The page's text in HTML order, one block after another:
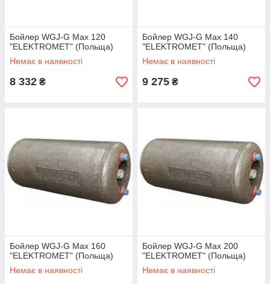
Бойлер WGJ-G Max 120
"ELEKTROMET" (Польща)
Немає в наявності
8 332 ₴
Бойлер WGJ-G Max 140
"ELEKTROMET" (Польща)
Немає в наявності
9 275 ₴
Бойлер WGJ-G Max 160
"ELEKTROMET" (Польща)
Немає в наявності
Бойлер WGJ-G Max 200
"ELEKTROMET" (Польща)
Немає в наявності